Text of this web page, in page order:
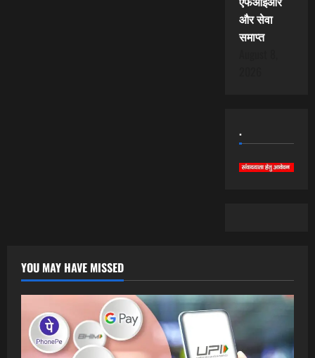
और सेवा
समाप्त
.
YOU MAY HAVE MISSED